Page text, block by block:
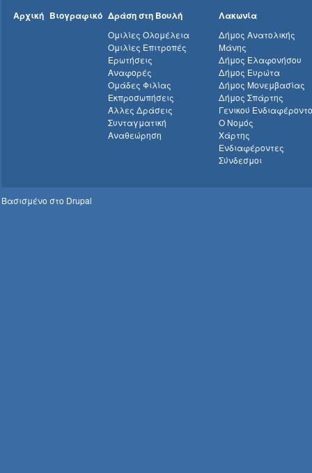
Αρχική Βιογραφικό Δράση στη Βουλή
Ομιλίες Ολομέλεια
Ομιλίες Επιτροπές
Ερωτήσεις
Αναφορές
Ομάδες Φιλίας
Εκπροσωπήσεις
Άλλες Δράσεις
Συνταγματική
Αναθεώρηση
Λακωνία
Δήμος Ανατολικής
Μάνης
Δήμος Ελαφονήσου
Δήμος Ευρώτα
Δήμος Μονεμβασίας
Δήμος Σπάρτης
Γενικού
Ο Νομός
Χάρτης
Ενδιαφέροντες
Σύνδεσμοι
Βασισμένο στο Drupal